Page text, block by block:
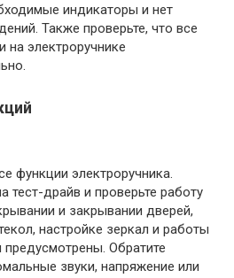
индикаторы и нет
Также проверьте, что все
на электроручнике
функции электроручника.
тест-драйв и проверьте работу
и закрывании дверей,
настройке зеркал и работы
предусмотрены. Обратите
звуки, напряжение или